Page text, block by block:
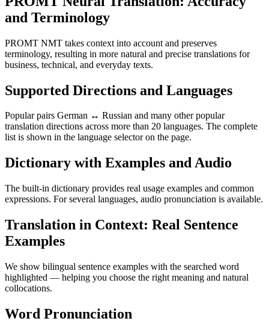
and Terminology
PROMT NMT takes context into account and preserves
terminology, resulting in more natural and precise translations for
business, technical, and everyday texts.
Supported Directions and Languages
Popular pairs German ↔ Russian and many other popular
translation directions across more than 20 languages. The complete
list is shown in the language selector on the page.
Dictionary with Examples and Audio
The built-in dictionary provides real usage examples and common
expressions. For several languages, audio pronunciation is available.
Translation in Context: Real Sentence
Examples
We show bilingual sentence examples with the searched word
highlighted — helping you choose the right meaning and natural
collocations.
Word Pronunciation